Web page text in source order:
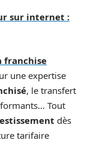
sur internet :
franchise
une expertise
, le transfert
Tout
dès
tarifaire